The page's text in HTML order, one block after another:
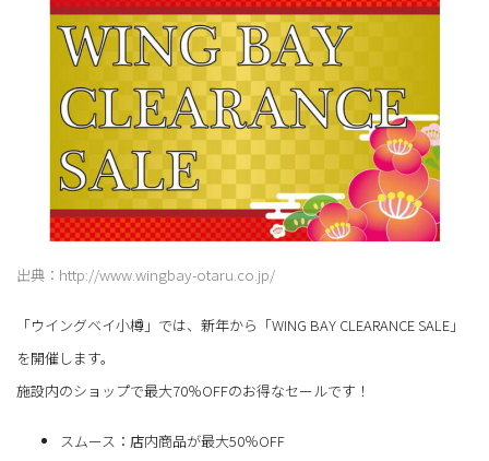
出典：http://www.wingbay-otaru.co.jp/
「ウイングベイ小樽」では、新年から「WING BAY CLEARANCE SALE」
を開催します。
施設内のショップで最大70％OFFのお得なセールです！
スムース：店内商品が最大50％OFF